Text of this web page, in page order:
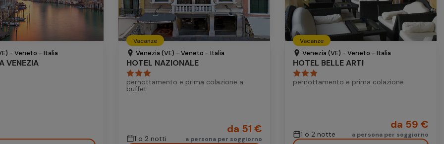
21 22 23 24 25 26
29 30
18 19 20 21 22 23
25 26
- Veneto - Italia
VENEZIA
Vacanze
Venezia (VE) - Veneto - Italia
HOTEL NAZIONALE
pernottamento e prima colazione a
buffet
1 o 2 notti
da 51 €
a persona per soggiorno
Vacanze
Venezia (VE) - Veneto - Italia
HOTEL BELLE ARTI
pernottamento e prima colazione
1 o 2 notte
da 59 €
a persona per soggiorno